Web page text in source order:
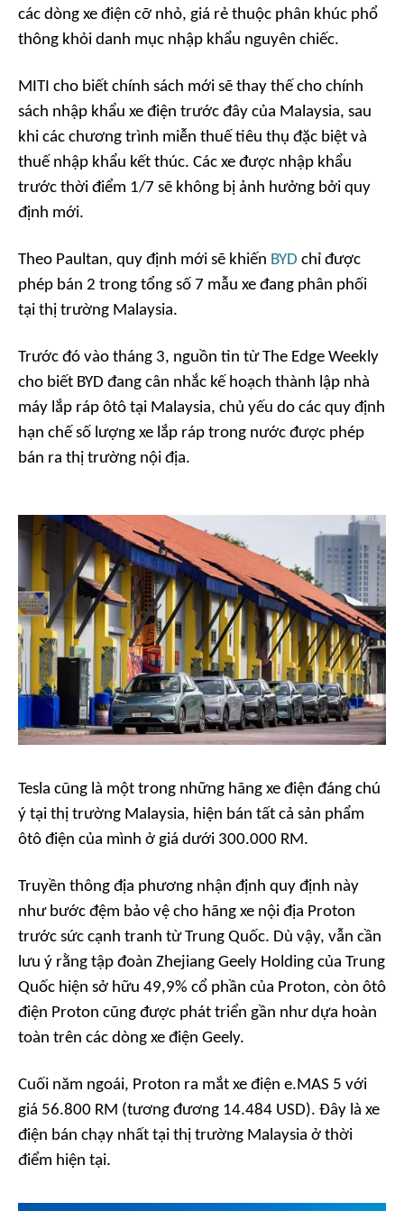
các dòng xe điện cỡ nhỏ, giá rẻ thuộc phân khúc phổ
thông khỏi danh mục nhập khẩu nguyên chiếc.
MITI cho biết chính sách mới sẽ thay thế cho chính
sách nhập khẩu xe điện trước đây của Malaysia, sau
khi các chương trình miễn thuế tiêu thụ đặc biệt và
thuế nhập khẩu kết thúc. Các xe được nhập khẩu
trước thời điểm 1/7 sẽ không bị ảnh hưởng bởi quy
định mới.
Theo Paultan, quy định mới sẽ khiến BYD chỉ được
phép bán 2 trong tổng số 7 mẫu xe đang phân phối
tại thị trường Malaysia.
Trước đó vào tháng 3, nguồn tin từThe Edge Weekly
cho biết BYD đang cân nhắc kế hoạch thành lập nhà
máy lắp ráp ôtô tại Malaysia, chủ yếu do các quy định
hạn chế số lượng xe lắp ráp trong nước được phép
bán ra thị trường nội địa.
Tesla cũng là một trong những hãng xe điện đáng chú
ý tại thị trường Malaysia, hiện bán tất cả sản phẩm
ôtô điện của mình ở giá dưới 300.000 RM.
Truyền thông địa phương nhận định quy định này
như bước đệm bảo vệ cho hãng xe nội địa Proton
trước sức cạnh tranh từ Trung Quốc. Dù vậy, vẫn cần
lưu ý rằng tập đoàn Zhejiang Geely Holding của Trung
Quốc hiện sở hữu 49,9% cổ phần của Proton, còn ôtô
điện Proton cũng được phát triển gần như dựa hoàn
toàn trên các dòng xe điện Geely.
Cuối năm ngoái, Proton ra mắt xe điện e.MAS 5 với
giá 56.800 RM (tương đương 14.484 USD). Đây là xe
điện bán chạy nhất tại thị trường Malaysia ở thời
điểm hiện tại.